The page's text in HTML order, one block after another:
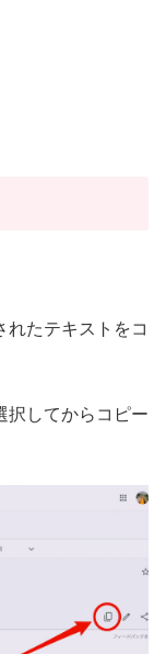
れたテキストをコ
択してからコピー